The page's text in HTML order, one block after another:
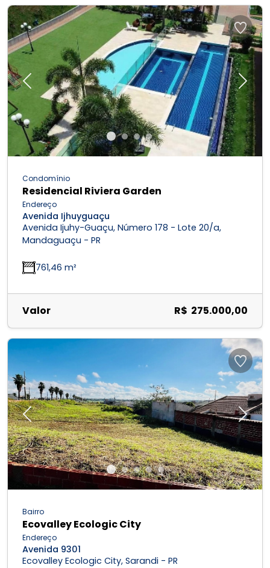
Previous Next
Condomínio
Residencial Riviera Garden
Endereço
Avenida Ijhuyguaçu
Avenida Ijuhy-Guaçu, Número 178 - Lote 20/a,
Mandaguaçu - PR
761,46 m²
Valor R$ 275.000,00
Previous Next
Bairro
Ecovalley Ecologic City
Endereço
Avenida 9301
Ecovalley Ecologic City, Sarandi - PR